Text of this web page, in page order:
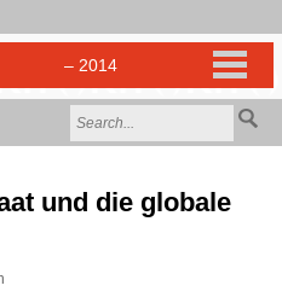
und die globale